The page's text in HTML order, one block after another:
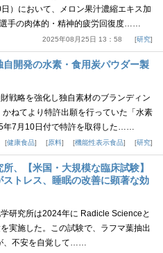
）において、メロン果汁濃縮エキス加
手の肉体的・精神的疲労回復度……
2025年08月25日 13：58 研究
自開発の水素・食用炭パウダー製
戦略を強化し独自素材のブランディン
ねてより特許出願を行っていた「水素
年7月10日付で特許を取得した……
健康食品 原料 機能性表示食品 研究
、【米国・大規模な臨床試験】
ストレス、睡眠の改善に顕著な効
研究所は2024年に Radicle Scienceと
実施した。この試験で、ラフマ葉抽出
、不安を自覚して……